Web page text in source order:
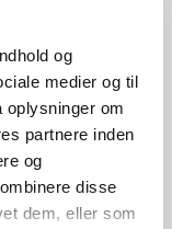
og
medier og til
om
partnere inden
og
disse
dem, eller som
aux autres
matériaux non
comme le
support mural
par l’usure,
non conforme
une